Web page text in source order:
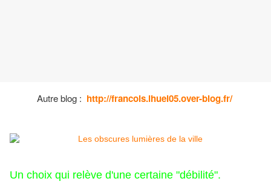
Autre blog : http://francois.ihuel05.over-blog.fr/
Un choix qui relève d'une certaine "débilité".